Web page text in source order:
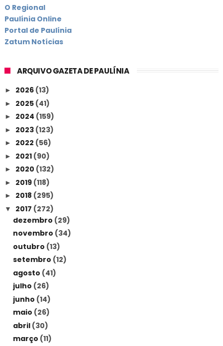
O Regional
Paulínia Online
Portal de Paulínia
Zatum Notícias
ARQUIVO GAZETA DE PAULÍNIA
► 2026 (13)
► 2025 (41)
► 2024 (159)
► 2023 (123)
► 2022 (56)
► 2021 (90)
► 2020 (132)
► 2019 (118)
► 2018 (295)
▼ 2017 (272)
dezembro (29)
novembro (34)
outubro (13)
setembro (12)
agosto (41)
julho (26)
junho (14)
maio (26)
abril (30)
março (11)